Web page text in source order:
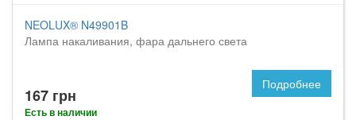
NEOLUX® N49901B
Лампа накаливания, фара дальнего света
167 грн
Есть в наличии
Подробнее